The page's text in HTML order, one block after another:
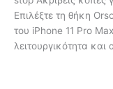
Επιλέξτε τη θήκη
του iPhone 11 Pro
λειτουργικότητα και